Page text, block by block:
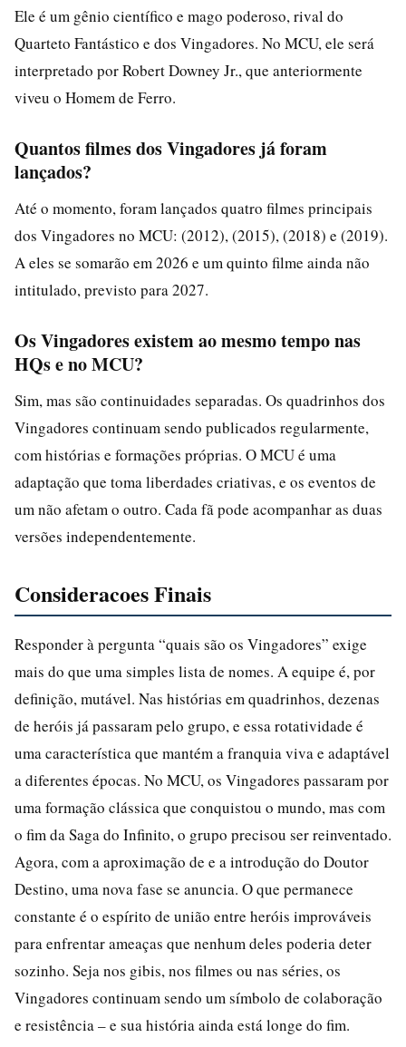
Ele é um gênio científico e mago poderoso, rival do
Quarteto Fantástico e dos Vingadores. No MCU, ele será
interpretado por Robert Downey Jr., que anteriormente
viveu o Homem de Ferro.
Quantos filmes dos Vingadores já foram
lançados?
Até o momento, foram lançados quatro filmes principais
dos Vingadores no MCU: (2012), (2015), (2018) e (2019).
A eles se somarão em 2026 e um quinto filme ainda não
intitulado, previsto para 2027.
Os Vingadores existem ao mesmo tempo nas
HQs e no MCU?
Sim, mas são continuidades separadas. Os quadrinhos dos
Vingadores continuam sendo publicados regularmente,
com histórias e formações próprias. O MCU é uma
adaptação que toma liberdades criativas, e os eventos de
um não afetam o outro. Cada fã pode acompanhar as duas
versões independentemente.
Consideracoes Finais
Responder à pergunta “quais são os Vingadores” exige
mais do que uma simples lista de nomes. A equipe é, por
definição, mutável. Nas histórias em quadrinhos, dezenas
de heróis já passaram pelo grupo, e essa rotatividade é
uma característica que mantém a franquia viva e adaptável
a diferentes épocas. No MCU, os Vingadores passaram por
uma formação clássica que conquistou o mundo, mas com
o fim da Saga do Infinito, o grupo precisou ser reinventado.
Agora, com a aproximação de e a introdução do Doutor
Destino, uma nova fase se anuncia. O que permanece
constante é o espírito de união entre heróis improváveis
para enfrentar ameaças que nenhum deles poderia deter
sozinho. Seja nos gibis, nos filmes ou nas séries, os
Vingadores continuam sendo um símbolo de colaboração
e resistência – e sua história ainda está longe do fim.